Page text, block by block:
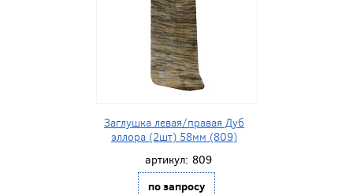
Заглушка левая/правая Дуб
эллора (2шт) 58мм (809)
артикул: 809
по запросу